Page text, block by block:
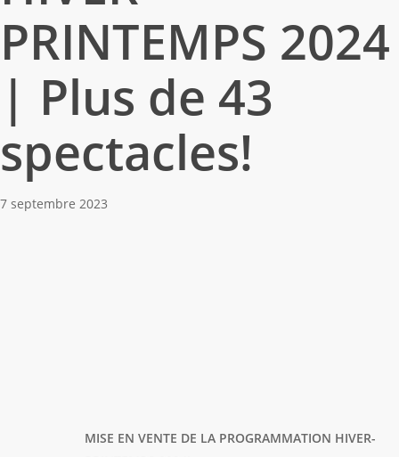
PRINTEMPS 2024
| Plus de 43
spectacles!
7 septembre 2023
MISE EN VENTE DE LA PROGRAMMATION HIVER-